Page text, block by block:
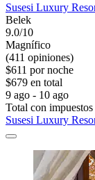
Susesi Luxury
Belek
9.0/10
Magnífico
(411 opiniones)
$611 por noche
$679 en total
9 ago - 10 ago
Total con
Susesi Luxury